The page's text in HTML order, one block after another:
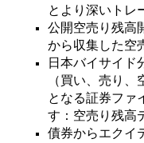
とより深いトレ
公開空売り残高
から収集した空
日本バイサイド
（買い、売り
となる証券ファ
す：空売り残高
債券からエクイ